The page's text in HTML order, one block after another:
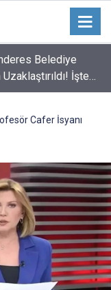
Belediye
İşte
Cafer İsyanı